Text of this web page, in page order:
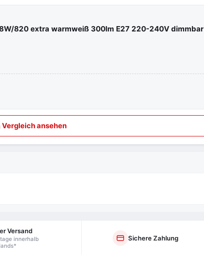
820 extra warmweiß 300lm E27 220-240V dimmbar
Vergleich ansehen
Versand
innerhalb
Sichere Zahlung